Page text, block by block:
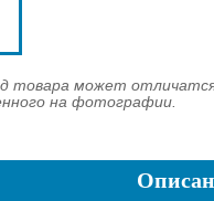
товара может
на фотографии.